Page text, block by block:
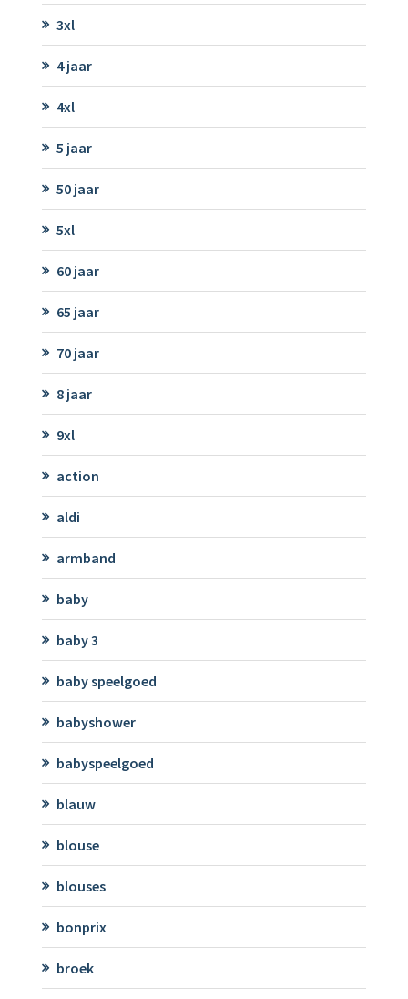
3xl
4 jaar
4xl
5 jaar
50 jaar
5xl
60 jaar
65 jaar
70 jaar
8 jaar
9xl
action
aldi
armband
baby
baby 3
baby speelgoed
babyshower
babyspeelgoed
blauw
blouse
blouses
bonprix
broek